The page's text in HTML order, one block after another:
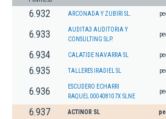
6.932 ARCONADA Y ZUBIRI SL.
6.933
AUDITA3 AUDITORIA Y
CONSULTING SLP.
6.934 CALATIDE NAVARRA SL
6.935 TALLERES IRADIEL SL
6.936
ESCUDERO ECHARRI
RAQUEL 000408107X SLNE
6.937 ACTINOR SL